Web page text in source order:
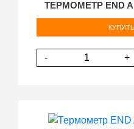
ТЕРМОМЕТР END
- +